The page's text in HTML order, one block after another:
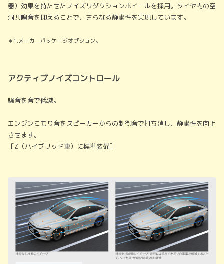
器）効果を持たせたノイズリダクションホイールを採用。タイヤ内の空
洞共鳴音を抑えることで、さらなる静粛性を実現しています。
＊1.メーカーパッケージオプション。
アクティブノイズコントロール
騒音を音で低減。
エンジンこもり音をスピーカーからの制御音で打ち消し、静粛性を向上
させます。
［Z（ハイブリッド車）に標準装備］